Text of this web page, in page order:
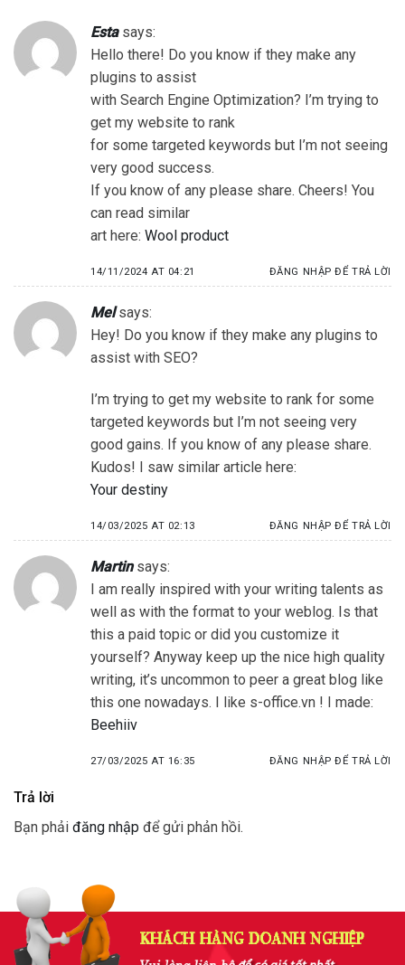
Esta says:
Hello there! Do you know if they make any
plugins to assist
with Search Engine Optimization? I’m trying to
get my website to rank
for some targeted keywords but I’m not seeing
very good success.
If you know of any please share. Cheers! You
can read similar
art here: Wool product
14/11/2024 AT 04:21 ĐĂNG NHẬP ĐỂ TRẢ LỜI
Mel says:
Hey! Do you know if they make any plugins to
assist with SEO?
I’m trying to get my website to rank for some
targeted keywords but I’m not seeing very
good gains. If you know of any please share.
Kudos! I saw similar article here:
Your destiny
14/03/2025 AT 02:13 ĐĂNG NHẬP ĐỂ TRẢ LỜI
Martin says:
I am really inspired with your writing talents as
well as with the format to your weblog. Is that
this a paid topic or did you customize it
yourself? Anyway keep up the nice high quality
writing, it’s uncommon to peer a great blog like
this one nowadays. I like s-office.vn ! I made:
Beehiiv
27/03/2025 AT 16:35 ĐĂNG NHẬP ĐỂ TRẢ LỜI
Trả lời
Bạn phải đăng nhập để gửi phản hồi.